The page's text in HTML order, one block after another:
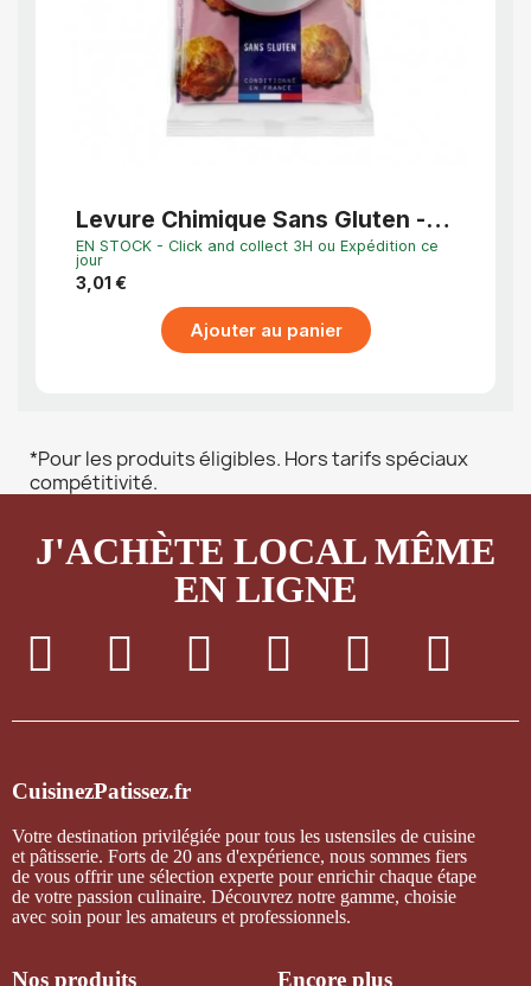
Levure Chimique Sans Gluten -
Lot de 10 Sachets
EN STOCK - Click and collect 3H ou Expédition ce
jour
3,01 €
Ajouter au panier
*Pour les produits éligibles. Hors tarifs spéciaux
compétitivité.
J'ACHÈTE LOCAL MÊME
EN LIGNE
CuisinezPatissez.fr
Votre destination privilégiée pour tous les ustensiles de cuisine
et pâtisserie. Forts de 20 ans d'expérience, nous sommes fiers
de vous offrir une sélection experte pour enrichir chaque étape
de votre passion culinaire. Découvrez notre gamme, choisie
avec soin pour les amateurs et professionnels.
Nos produits Encore plus